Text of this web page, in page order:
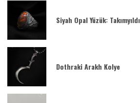
Siyah Opal Yüzük:
Dothraki Arakh Kolye